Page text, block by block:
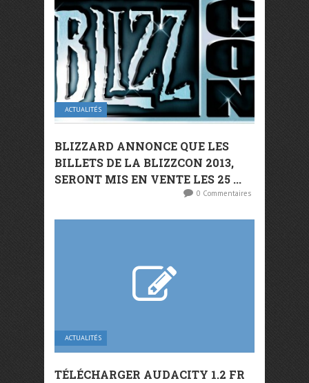
ACTUALITÉS
BLIZZARD ANNONCE QUE LES
BILLETS DE LA BLIZZCON 2013,
SERONT MIS EN VENTE LES 25 ...
0 Commentaires
ACTUALITÉS
TÉLÉCHARGER AUDACITY 1.2 FR